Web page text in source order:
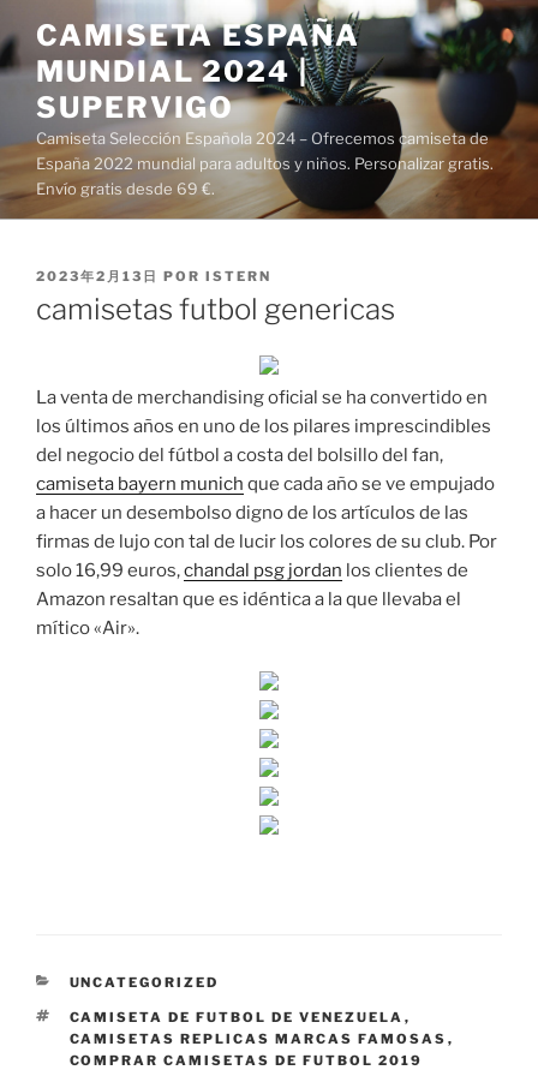
al
contenido
CAMISETA ESPAÑA
MUNDIAL 2024 |
SUPERVIGO
Camiseta Selección Española 2024 – Ofrecemos camiseta de
España 2022 mundial para adultos y niños. Personalizar gratis.
Envío gratis desde 69 €.
PUBLICADO
2023年2月13日 POR ISTERN
camisetas futbol genericas
La venta de merchandising oficial se ha convertido en
los últimos años en uno de los pilares imprescindibles
del negocio del fútbol a costa del bolsillo del fan,
camiseta bayern munich que cada año se ve empujado
a hacer un desembolso digno de los artículos de las
firmas de lujo con tal de lucir los colores de su club. Por
solo 16,99 euros,chandal psg jordan los clientes de
Amazon resaltan que es idéntica a la que llevaba el
mítico «Air».
CATEGORÍAS
UNCATEGORIZED
ETIQUETAS
CAMISETA DE FUTBOL DE VENEZUELA ,
CAMISETAS REPLICAS MARCAS FAMOSAS ,
COMPRAR CAMISETAS DE FUTBOL 2019